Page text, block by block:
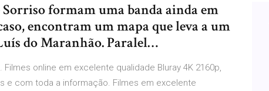
formam uma banda ainda em
encontram um mapa que leva a um
do Maranhão. Paralel…
online em excelente qualidade Bluray 4K 2160p,
e com toda a informação. Filmes em excelente